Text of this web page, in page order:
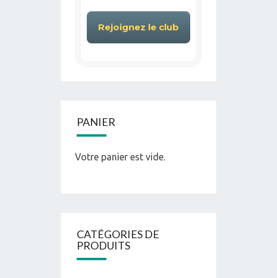
PANIER
Votre panier est vide.
CATÉGORIES DE
PRODUITS